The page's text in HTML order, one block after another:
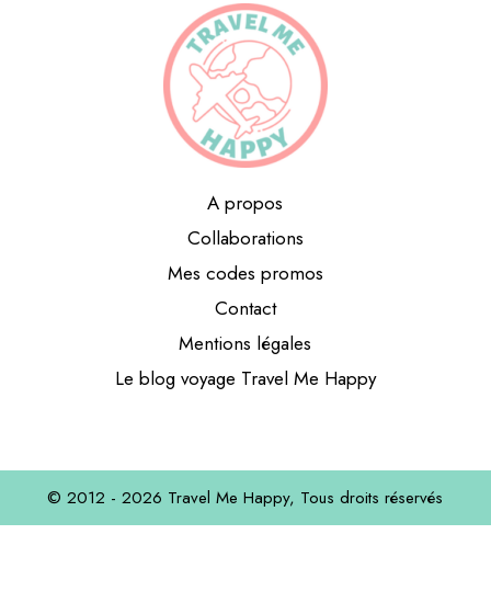
A propos
Mes codes promos
Mentions légales
Le blog voyage Travel Me Happy
Travel Me Happy,